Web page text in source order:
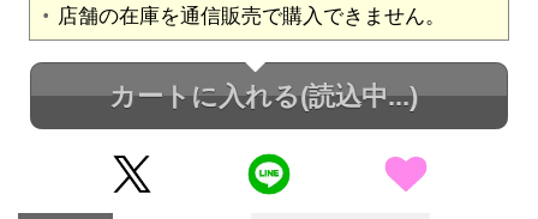
店舗の在庫を通信販売で購入できません。
カートに入れる(読込中...)